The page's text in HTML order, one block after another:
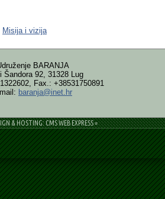
Misija i vizija
BARANJA
Šandora 92, 31328 Lug
Fax.: +38531750891
baranja@inet.hr
& HOSTING: CMS WEB EXPRESS =